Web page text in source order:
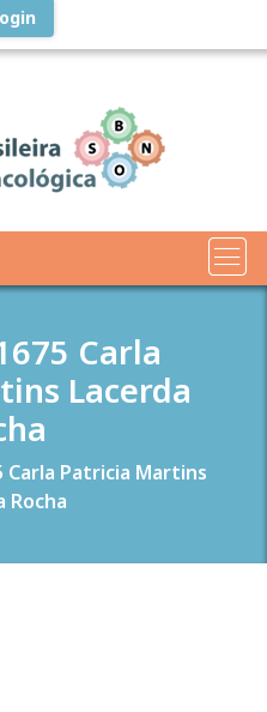
Carla
Lacerda
Carla Patricia Martins
Rocha